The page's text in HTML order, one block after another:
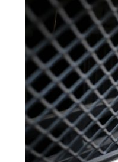
MEDIO AMBIENTE
PATROCINIOS
CONTACTO
Desguaces La Torre